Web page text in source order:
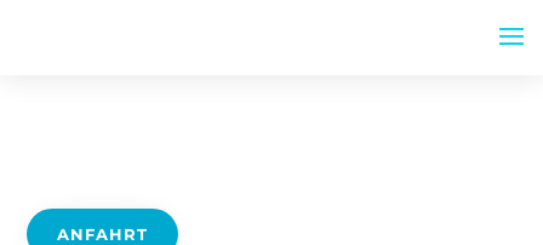
ANFAHRT